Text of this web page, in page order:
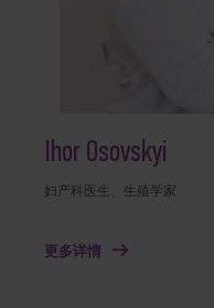
Ihor Osovskyi
妇产科医生、生殖学家
更多详情